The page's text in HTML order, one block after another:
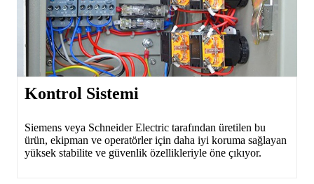
Kontrol Sistemi
Siemens veya Schneider Electric tarafından üretilen bu
ürün, ekipman ve operatörler için daha iyi koruma sağlayan
yüksek stabilite ve güvenlik özellikleriyle öne çıkıyor.